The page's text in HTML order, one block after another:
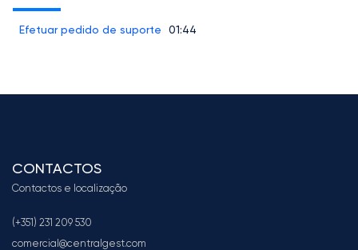
Efetuar pedido de suporte 01:44
CONTACTOS
Contactos e localização
(+351) 231 209 530
comercial@centralgest.com